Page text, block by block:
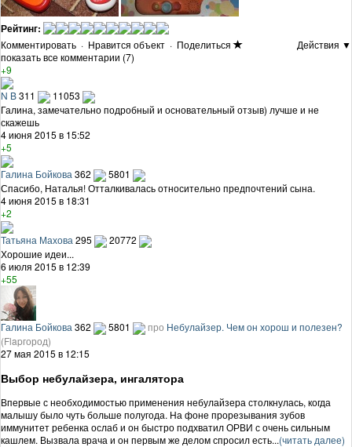
Рейтинг:
Комментировать · Нравится объект · Поделиться
Действия ▼
показать все комментарии (7)
+9
N B311
11053
Галина, замечательно подробный и основательный отзыв) лучше и не
скажешь
4 июня 2015 в 15:52
+5
Галина Бойкова 362
5801
Спасибо, Наталья! Отталкивалась относительно предпочтений сына.
4 июня 2015 в 18:31
+2
Татьяна Махова 295
20772
Хорошие идеи...
6 июля 2015 в 12:39
+55
Галина Бойкова 362 5801 про Небулайзер. Чем он хорош и полезен?
(Flapгород)
27 мая 2015 в 12:15
Выбор небулайзера, ингалятора
Впервые с необходимостью применения небулайзера столкнулась, когда
малышу было чуть больше полугода. На фоне прорезывания зубов
иммунитет ребенка ослаб и он быстро подхватил ОРВИ с очень сильным
кашлем. Вызвала врача и он первым же делом спросил есть...(читать далее)